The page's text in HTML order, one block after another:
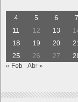
4
5 6 7
11
12 13
18
19 20
25
26 27
« Feb Abr »